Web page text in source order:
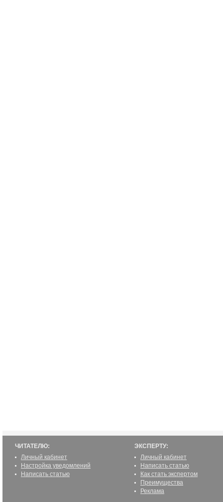
ЧИТАТЕЛЮ:
Личный кабинет
Настройка уведомлений
Написать статью
ЭКСПЕРТУ:
Личный кабинет
Написать статью
Как стать экспертом
Преимущества
Реклама